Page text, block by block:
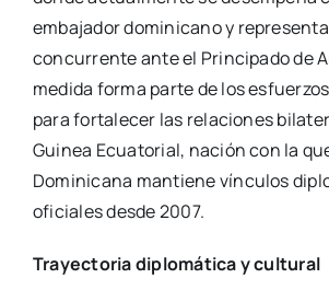
embajador dominicano y
concurrente ante el Principado de
medida forma parte de los
para fortalecer las relaciones
Guinea Ecuatorial, nación con la
Dominicana mantiene vínculos
oficiales desde 2007.
Trayectoria diplomática y cultural